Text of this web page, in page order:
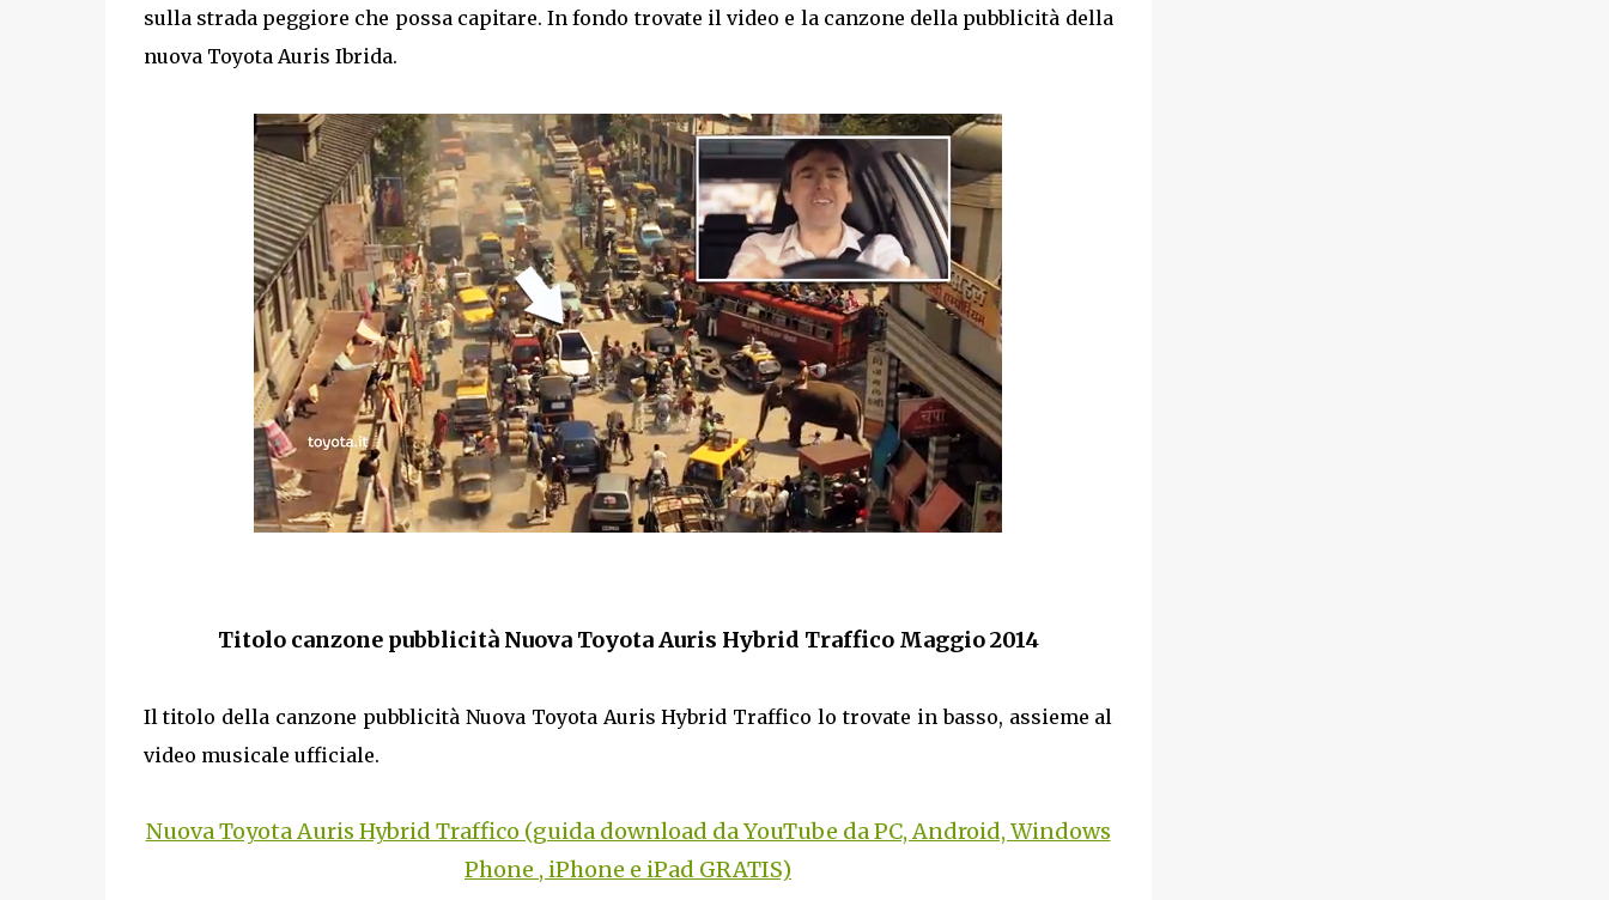
sulla strada peggiore che possa capitare. In fondo trovate il video e la canzone della pubblicità della
nuova Toyota Auris Ibrida.
Titolo canzone pubblicità Nuova Toyota Auris Hybrid Traffico Maggio 2014
Il titolo della canzone pubblicità Nuova Toyota Auris Hybrid Traffico lo trovate in basso, assieme al
video musicale ufficiale.
Nuova Toyota Auris Hybrid Traffico (guida download da YouTube da PC, Android, Windows
Phone , iPhone e iPad GRATIS)